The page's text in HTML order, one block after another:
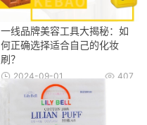
一线品牌美容工具大揭秘：如
何正确选择适合自己的化妆
刷？
407
2024-09-01